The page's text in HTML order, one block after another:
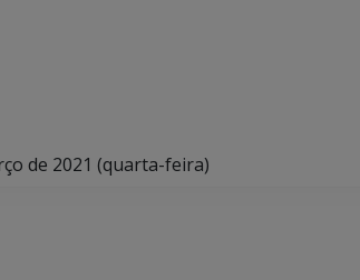
de 2021 (quarta-feira)